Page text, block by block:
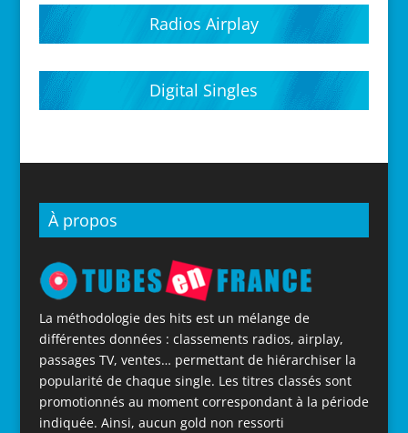
Radios Airplay
Digital Singles
À propos
La méthodologie des hits est un mélange de
différentes données : classements radios, airplay,
passages TV, ventes… permettant de hiérarchiser la
popularité de chaque single. Les titres classés sont
promotionnés au moment correspondant à la période
indiquée. Ainsi, aucun gold non ressorti